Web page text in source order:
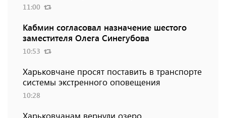
11:00
Кабмин согласовал назначение шестого
заместителя Олега Синегубова
10:53
Харьковчане просят поставить в транспорте
системы экстренного оповещения
10:28
Харьковчанам вернули озеро